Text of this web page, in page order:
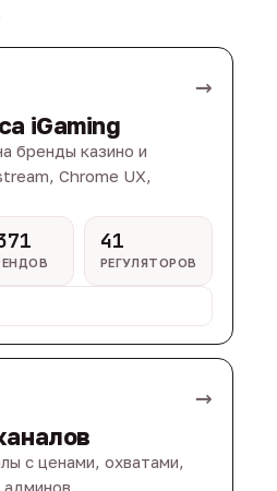
→
iGaming
бренды казино и
Chrome UX,
41
РЕГУЛЯТОРОВ
→
с ценами, охватами,